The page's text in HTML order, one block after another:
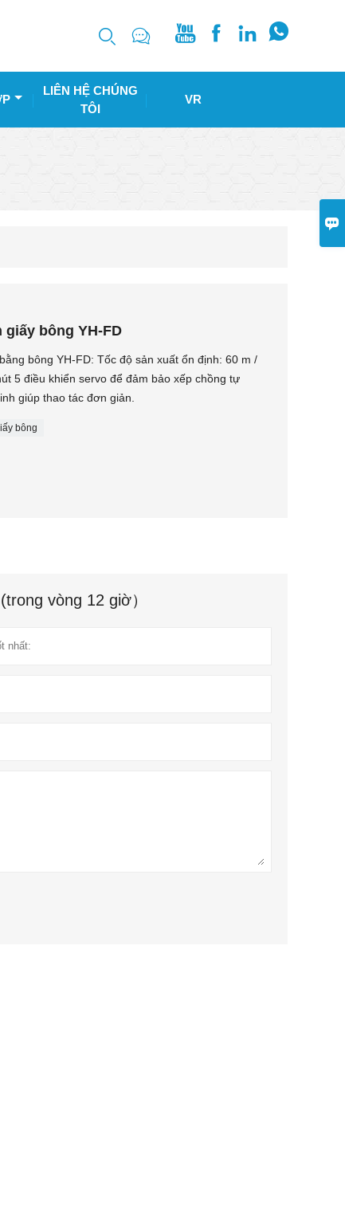

     
LIÊN HỆ CHÚNG
TÔI
VR
giấy bông YH-FD
bông YH-FD: Tốc độ sản xuất ổn định: 60 m /
5 điều khiển servo để đảm bảo xếp chồng tự
giúp thao tác đơn giản.
bông
vòng 12 giờ）